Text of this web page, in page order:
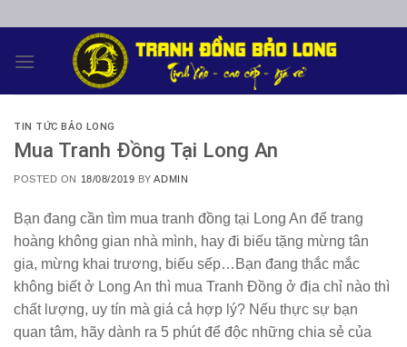
content
TIN TỨC BẢO LONG
Mua Tranh Đồng Tại Long An
POSTED ON 18/08/2019 BYADMIN
Bạn đang cần tìm mua tranh đồng tại Long An để trang
hoàng không gian nhà mình, hay đi biếu tặng mừng tân
gia, mừng khai trương, biếu sếp…Bạn đang thắc mắc
không biết ở Long An thì mua Tranh Đồng ở địa chỉ nào thì
chất lượng, uy tín mà giá cả hợp lý? Nếu thực sự bạn
quan tâm, hãy dành ra 5 phút để độc những chia sẻ của